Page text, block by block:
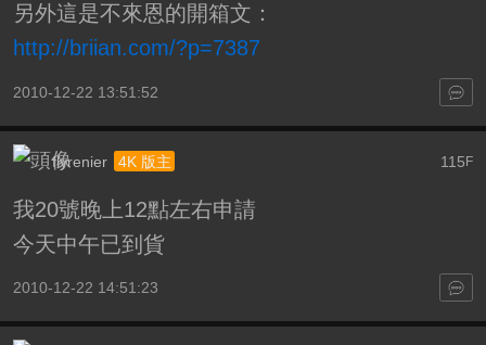
另外這是不來恩的開箱文：
http://briian.com/?p=7387
2010-12-22 13:51:52
115F
flyrenier 4K 版主
我20號晚上12點左右申請
今天中午已到貨
2010-12-22 14:51:23